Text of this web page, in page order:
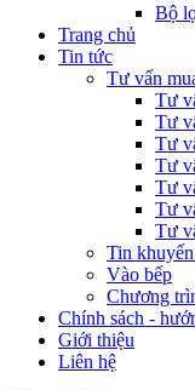
Bộ
Trang chủ
Tin tức
Tư vấn
Tư
Tư
Tư
Tư
Tư
Tư
Tư
Tin
Vào bếp
Chương
Chính sách -
Giới thiệu
Liên hệ